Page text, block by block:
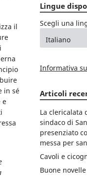
il
in sé
e
Lingue
Scegli una
Informativa
Articoli
La clericalata
sindaco di
presenziato
messa per
Cavoli e
Buone